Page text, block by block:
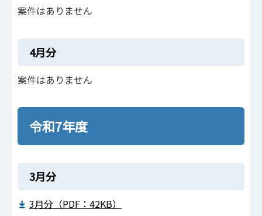
案件はありません
4月分
案件はありません
令和7年度
3月分
3月分（PDF：42KB）